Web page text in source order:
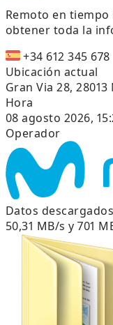
Remoto en tiempo
obtener toda la
+34 612 345 678
Ubicación actual
Gran Via 28,
Hora
08 agosto 2026,
Operador
Datos descargados
50,31 MB/s y 701